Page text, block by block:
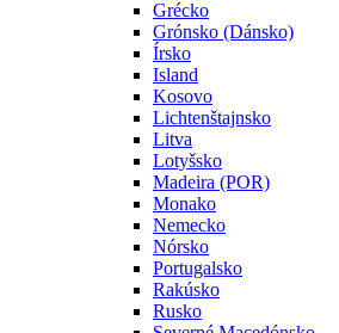
Grécko
Grónsko (Dánsko)
Írsko
Island
Kosovo
Lichtenštajnsko
Litva
Lotyšsko
Madeira (POR)
Monako
Nemecko
Nórsko
Portugalsko
Rakúsko
Rusko